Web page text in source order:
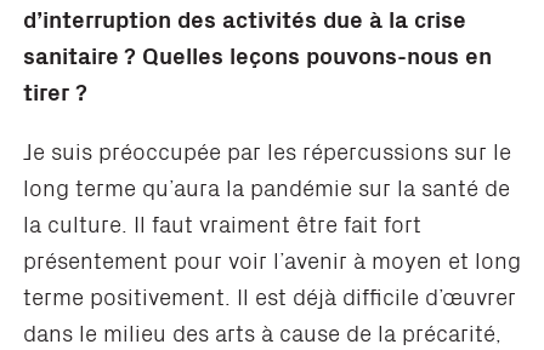
d’interruption des activités due à la crise
sanitaire ? Quelles leçons pouvons-nous en
tirer?
Je suis préoccupée par les répercussions sur le
long terme qu’aura la pandémie sur la santé de
la culture. Il faut vraiment être fait fort
présentement pour voir l’avenir à moyen et long
terme positivement. Il est déjà difficile d’œuvrer
dans le milieu des arts à cause de la précarité,